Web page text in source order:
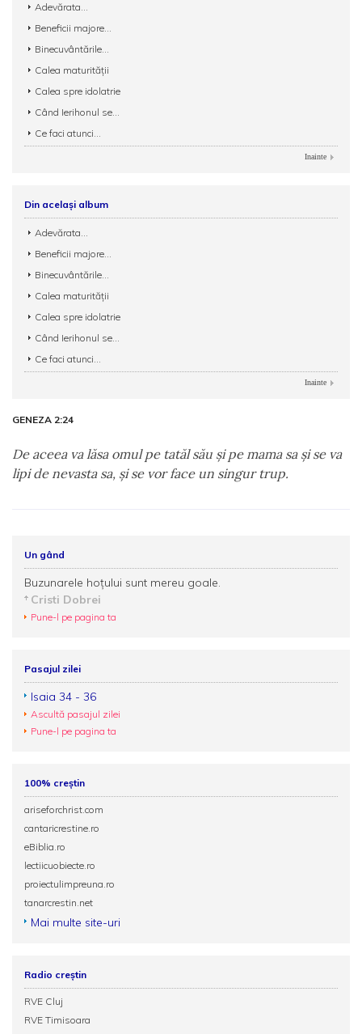
Adevărata...
Beneficii majore...
Binecuvântările...
Calea maturității
Calea spre idolatrie
Când Ierihonul se...
Ce faci atunci...
Inainte
Din același album
Adevărata...
Beneficii majore...
Binecuvântările...
Calea maturității
Calea spre idolatrie
Când Ierihonul se...
Ce faci atunci...
Inainte
GENEZA 2:24
De aceea va lăsa omul pe tatăl său şi pe mama sa şi se va
lipi de nevasta sa, şi se vor face un singur trup.
Un gând
Buzunarele hoţului sunt mereu goale.
Cristi Dobrei
Pune-l pe pagina ta
Pasajul zilei
Isaia 34 - 36
Ascultă pasajul zilei
Pune-l pe pagina ta
100% creștin
ariseforchrist.com
cantaricrestine.ro
eBiblia.ro
lectiicuobiecte.ro
proiectulimpreuna.ro
tanarcrestin.net
Mai multe site-uri
Radio creștin
RVE Cluj
RVE Timisoara